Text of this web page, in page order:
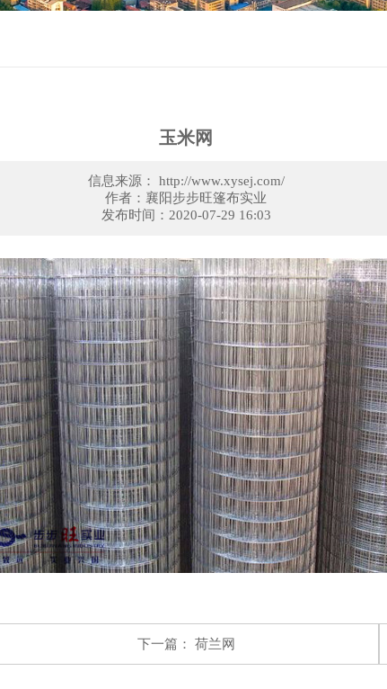
玉米网
信息来源： http://www.xysej.com/
作者：襄阳步步旺篷布实业
发布时间：2020-07-29 16:03
下一篇： 荷兰网